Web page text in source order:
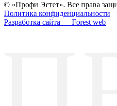
© «Профи Эстет». Все права
Политика конфиденциальности
Разработка сайта — Forest web